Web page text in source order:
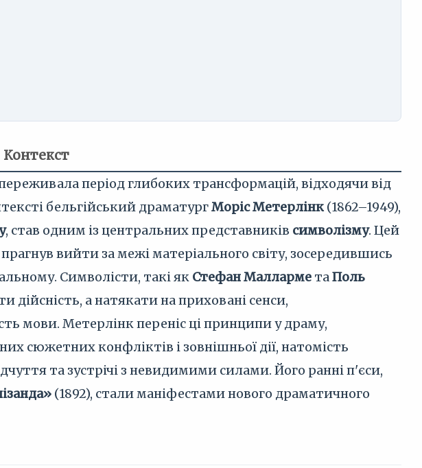
Контекст
період глибоких трансформацій, відходячи від
бельгійський драматургМоріс Метерлінк(1862–1949),
, став одним із центральних представників символізму. Цей
прагнув вийти за межі матеріального світу, зосередившись
Символісти, такі як Стефан Малларме таПоль
а натякати на приховані сенси,
мови. Метерлінк переніс ці принципи у драму,
сюжетних конфліктів і зовнішньої дії, натомість
та зустрічі з невидимими силами. Його ранні п'єси,
(1892), стали маніфестами нового драматичного